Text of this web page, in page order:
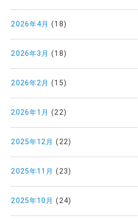
2026年4月 (18)
2026年3月 (18)
2026年2月 (15)
2026年1月 (22)
2025年12月 (22)
2025年11月 (23)
2025年10月 (24)